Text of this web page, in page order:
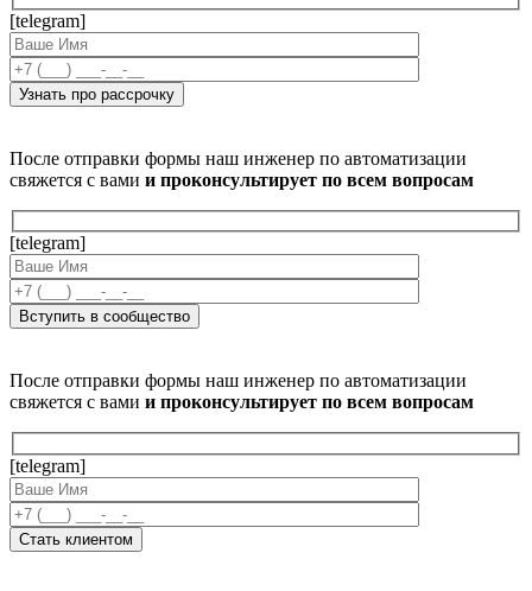
[telegram]
После отправки формы наш инженер по автоматизации
свяжется с вами и проконсультирует по всем вопросам
[telegram]
После отправки формы наш инженер по автоматизации
свяжется с вами и проконсультирует по всем вопросам
[telegram]